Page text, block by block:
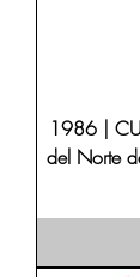
1986 |
del Norte